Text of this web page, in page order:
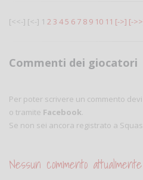
[<<-] [<-] 1 2 3 4 5 6 7 8 9 10 11 [->] [-
Commenti dei giocatori
Per poter scrivere un commento
o tramite Facebook
Se non sei ancora registrato a
Nessun commento